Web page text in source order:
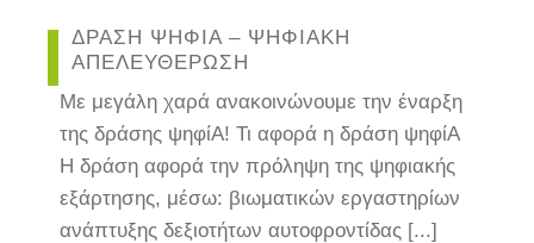
ΔΡΑΣΗ ΨΗΦΙΑ – ΨΗΦΙΑΚΗ
ΑΠΕΛΕΥΘΕΡΩΣΗ
Με μεγάλη χαρά ανακοινώνουμε την έναρξη
της δράσης ψηφίΑ! Τι αφορά η δράση ψηφίΑ
Η δράση αφορά την πρόληψη της ψηφιακής
εξάρτησης, μέσω: βιωματικών εργαστηρίων
ανάπτυξης δεξιοτήτων αυτοφροντίδας [...]